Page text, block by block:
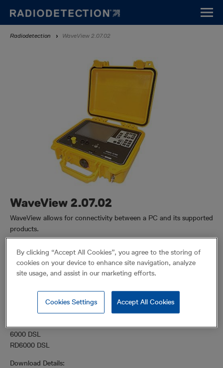
contenu
principal
Fil
Radiodetection WaveView 2.07.02
WaveView 2.07.02
WaveView allows for connectivity between a PC and its supported
products.
1205CXA
1270A
RD6000 CTS
RD6000 VF
6000 DSL
RD6000 DSL
Download Details:
By clicking “Accept All Cookies”, you agree to the storing of
cookies on your device to enhance site navigation, analyze
site usage, and assist in our marketing efforts.
Accept All Cookies
Cookies Settings